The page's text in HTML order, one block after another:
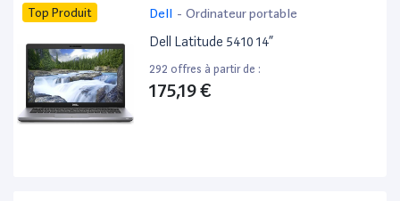
Top Produit Dell - Ordinateur portable
Dell Latitude 5410 14”
292 offres à partir de :
175,19 €